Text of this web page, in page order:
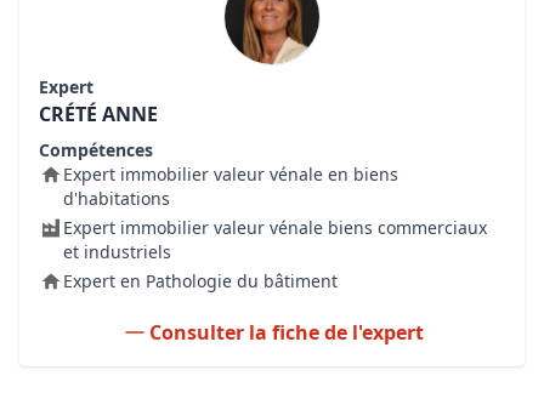
Expert
CRÉTÉ ANNE
Compétences
Expert immobilier valeur vénale en biens
d'habitations
Expert immobilier valeur vénale biens commerciaux
et industriels
Expert en Pathologie du bâtiment
Consulter la fiche de l'expert